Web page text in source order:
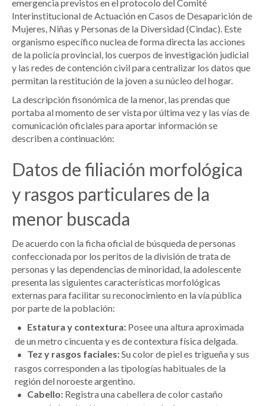
emergencia previstos en el protocolo del Comité
Interinstitucional de Actuación en Casos de Desaparición de
Mujeres, Niñas y Personas de la Diversidad (Cindac). Este
organismo específico nuclea de forma directa las acciones
de la policía provincial, los cuerpos de investigación judicial
y las redes de contención civil para centralizar los datos que
permitan la restitución de la joven a su núcleo del hogar.
La descripción fisonómica de la menor, las prendas que
portaba al momento de ser vista por última vez y las vías de
comunicación oficiales para aportar información se
describen a continuación:
Datos de filiación morfológica
y rasgos particulares de la
menor buscada
De acuerdo con la ficha oficial de búsqueda de personas
confeccionada por los peritos de la división de trata de
personas y las dependencias de minoridad, la adolescente
presenta las siguientes características morfológicas
externas para facilitar su reconocimiento en la vía pública
por parte de la población:
Estatura y contextura: Posee una altura aproximada
de un metro cincuenta y es de contextura física delgada.
Tez y rasgos faciales:Su color de piel es trigueña y sus
rasgos corresponden a las tipologías habituales de la
región del noroeste argentino.
Cabello: Registra una cabellera de color castaño